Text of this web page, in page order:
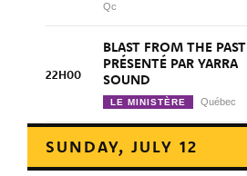
Qc
22H00
BLAST FROM THE PAST
PRÉSENTÉ PAR YARRA
SOUND
LE MINISTÈRE Québec
SUNDAY, JULY 12